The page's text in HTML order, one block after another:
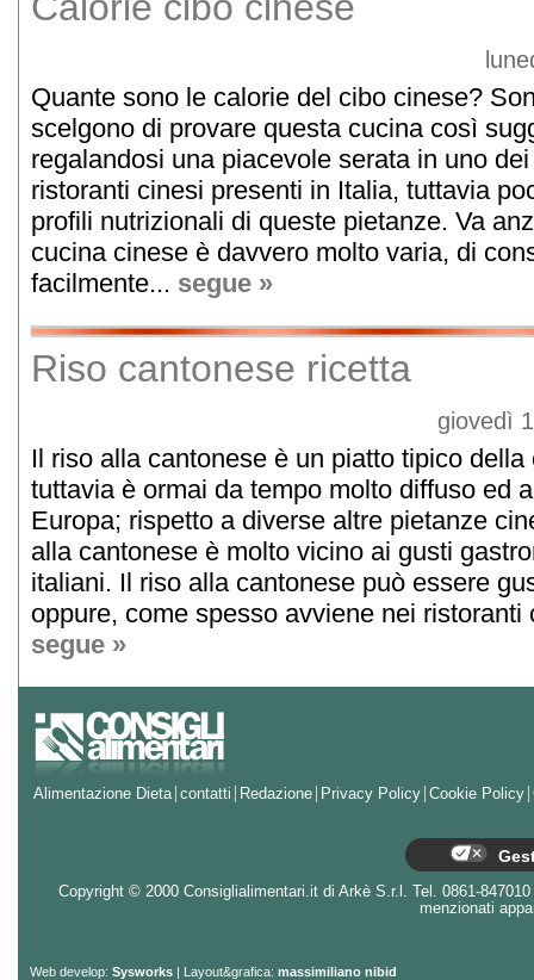
Quante sono le calorie del cibo cinese?
scelgono di provare questa cucina così
regalandosi una piacevole serata in uno
ristoranti cinesi presenti in Italia, tuttavia
profili nutrizionali di queste pietanze. Va
cucina cinese è davvero molto varia, di
facilmente... segue »
Riso cantonese ricetta
giovedì
Il riso alla cantonese è un piatto tipico
tuttavia è ormai da tempo molto diffuso ed
Europa; rispetto a diverse altre pietanze
alla cantonese è molto vicino ai gusti
italiani. Il riso alla cantonese può essere
oppure, come spesso avviene nei ristoranti
segue »
Alimentazione Dieta contatti Redazione Privacy Policy Cookie Policy
Copyright © 2000 Consiglialimentari.it di Arkè S.r.l. Tel. 0861-
menzionati
Web develop: Sysworks | Layout&grafica: massimiliano nibid